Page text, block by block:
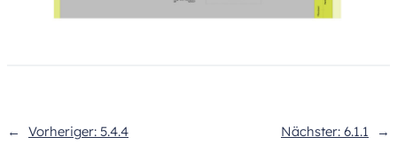
← Vorheriger: 5.4.4 Nächster: 6.1.1 →